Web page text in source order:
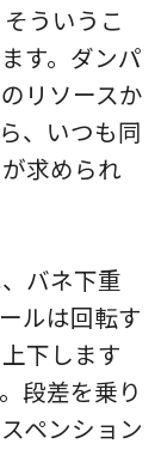
ういうこ
す。ダンパ
リソースか
、いつも同
求められ
バネ下重
ルは回転す
下します
段差を乗り
ペンション